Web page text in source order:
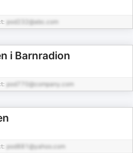
pod232@abc.com
i Barnradion
pod770@company.com
pod881@yahoo.com